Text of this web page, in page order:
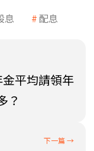
息 配息
平均請領年
？